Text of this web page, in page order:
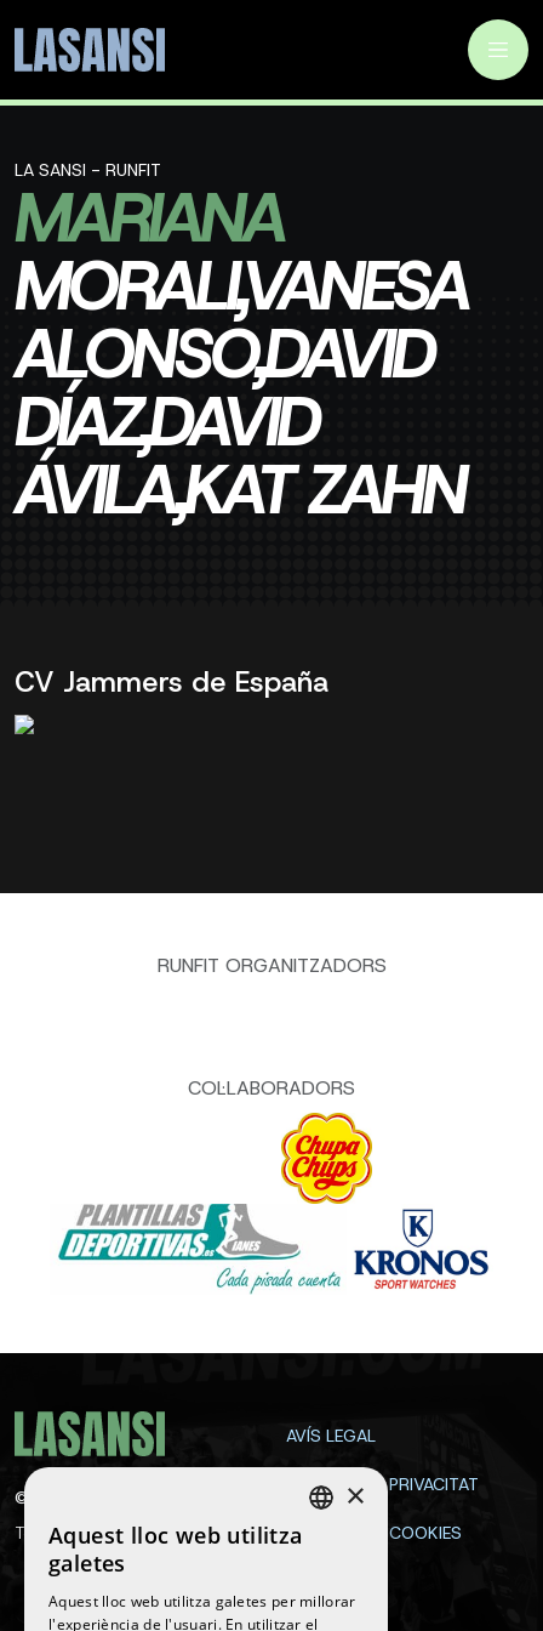
LA SANSI - RUNFIT
MARIANA
MORALI,VANESA
ALONSO,DAVID
DÍAZ,DAVID
ÁVILA,KAT ZAHN
CV Jammers de España
RUNFIT ORGANITZADORS
COL·LABORADORS
©
Tots els drets reservats
AVÍS LEGAL
POLÍTICA DE PRIVACITAT
POLÍTICA DE COOKIES
CATALAN
×
Aquest lloc web utilitza
galetes
Aquest lloc web utilitza galetes per millorar
l'experiència de l'usuari. En utilitzar el